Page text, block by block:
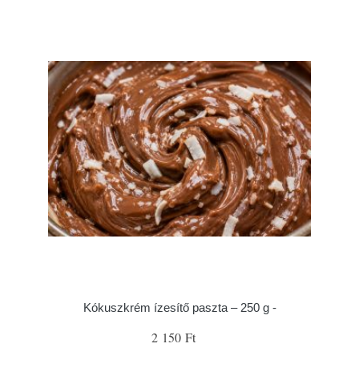
Kókuszkrém ízesítő paszta – 250 g -
2 150 Ft